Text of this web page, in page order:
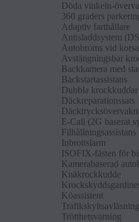
Döda vinkeln-
360 graders
Ad­apt­iv farthål­lare
An­tis­ladd­sys­tem
Auto­broms vid
Avstängn­ings­bar
Backkam­era med
Back­star­tassist­ans
Dubbla
Däckre­par­a­tions­sats
E-Call (2G baserat
Fil­håll­n­ing­sas­sist­ans
In­brott­slarm
ISOFIX-fästen för
Kam­era­baserad
Knäk­rockkudde
Köass­ist­ent
Trafik­s­ky­lt­savläs­n­ing
Tröt­thets­varn­ing